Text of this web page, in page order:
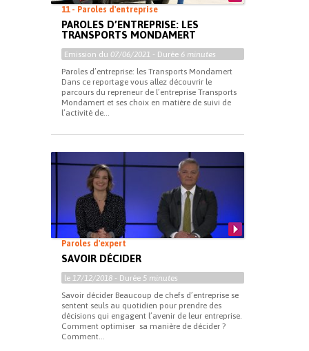
11 - Paroles d'entreprise
PAROLES D’ENTREPRISE: LES
TRANSPORTS MONDAMERT
Emission du 07/06/2021 - Durée 6 minutes
Paroles d’entreprise: les Transports Mondamert
Dans ce reportage vous allez découvrir le
parcours du repreneur de l’entreprise Transports
Mondamert et ses choix en matière de suivi de
l’activité de...
Paroles d'expert
SAVOIR DÉCIDER
le 17/12/2018 - Durée 5 minutes
Savoir décider Beaucoup de chefs d’entreprise se
sentent seuls au quotidien pour prendre des
décisions qui engagent l’avenir de leur entreprise.
Comment optimiser sa manière de décider ?
Comment...